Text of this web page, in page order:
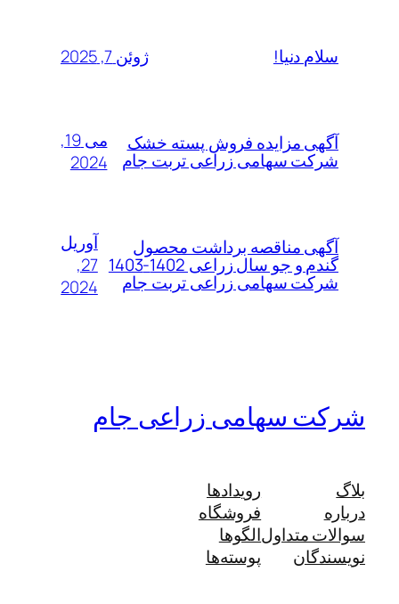
سلام دنیا! ژوئن 7, 2025
آگهی مزایده فروش پسته خشک
شرکت سهامی زراعی تربت جام
می 19,
2024
آگهی مناقصه برداشت محصول
گندم و جو سال زراعی 1402-1403
شرکت سهامی زراعی تربت جام
آوریل
27,
2024
شرکت سهامی زراعی جام
بلاگ
درباره
سوالات متداول
نویسندگان
رویدادها
فروشگاه
الگوها
پوسته‌ها